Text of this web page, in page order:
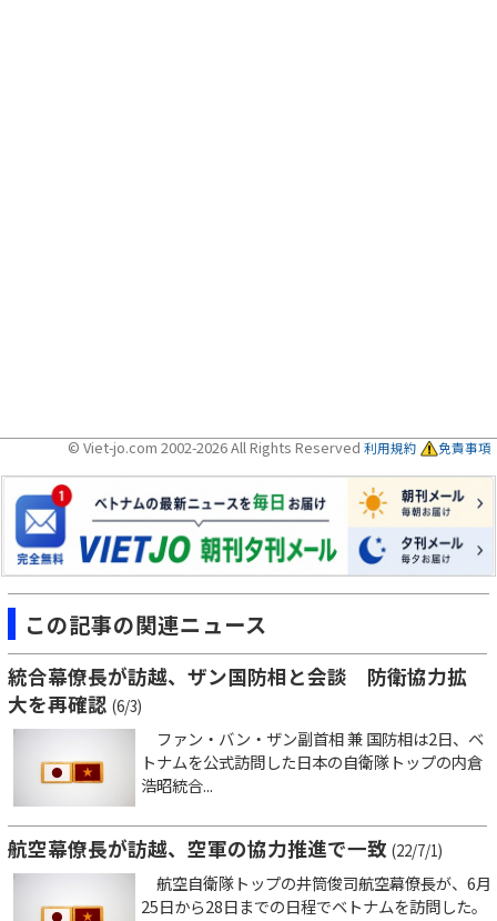
© Viet-jo.com 2002-2026 All Rights Reserved 利用規約 免責事項
この記事の関連ニュース
統合幕僚長が訪越、ザン国防相と会談 防衛協力拡
大を再確認 (6/3)
ファン・バン・ザン副首相 兼 国防相は2日、ベ
トナムを公式訪問した日本の自衛隊トップの内倉
浩昭統合...
航空幕僚長が訪越、空軍の協力推進で一致 (22/7/1)
航空自衛隊トップの井筒俊司航空幕僚長が、6月
25日から28日までの日程でベトナムを訪問した。